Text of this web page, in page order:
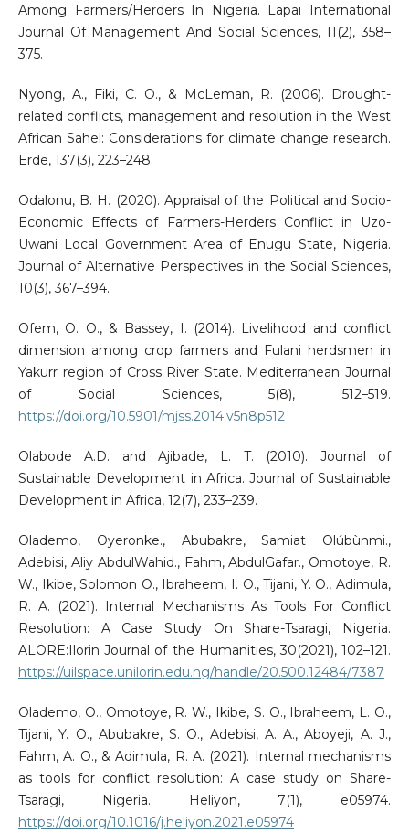
Among Farmers/Herders In Nigeria. Lapai International
Journal Of Management And Social Sciences, 11(2), 358–
375.
Nyong, A., Fiki, C. O., & McLeman, R. (2006). Drought-
related conflicts, management and resolution in the West
African Sahel: Considerations for climate change research.
Erde, 137(3), 223–248.
Odalonu, B. H. (2020). Appraisal of the Political and Socio-
Economic Effects of Farmers-Herders Conflict in Uzo-
Uwani Local Government Area of Enugu State, Nigeria.
Journal of Alternative Perspectives in the Social Sciences,
10(3), 367–394.
Ofem, O. O., & Bassey, I. (2014). Livelihood and conflict
dimension among crop farmers and Fulani herdsmen in
Yakurr region of Cross River State. Mediterranean Journal
of Social Sciences, 5(8), 512–519.
https://doi.org/10.5901/mjss.2014.v5n8p512
Olabode A.D. and Ajibade, L. T. (2010). Journal of
Sustainable Development in Africa. Journal of Sustainable
Development in Africa, 12(7), 233–239.
Olademo, Oyeronke., Abubakre, Samiat Olúbùnmi.,
Adebisi, Aliy AbdulWahid., Fahm, AbdulGafar., Omotoye, R.
W., Ikibe, Solomon O., Ibraheem, I. O., Tijani, Y. O., Adimula,
R. A. (2021). Internal Mechanisms As Tools For Conflict
Resolution: A Case Study ‎On Share-Tsaragi, Nigeria.
ALORE:Ilorin Journal of the Humanities, 30(2021), 102–121.
https://uilspace.unilorin.edu.ng/handle/20.500.12484/7387
Olademo, O., Omotoye, R. W., Ikibe, S. O., Ibraheem, L. O.,
Tijani, Y. O., Abubakre, S. O., Adebisi, A. A., Aboyeji, A. J.,
Fahm, A. O., & Adimula, R. A. (2021). Internal mechanisms
as tools for conflict resolution: A case study on Share-
Tsaragi, Nigeria. Heliyon, 7(1), e05974.
https://doi.org/10.1016/j.heliyon.2021.e05974